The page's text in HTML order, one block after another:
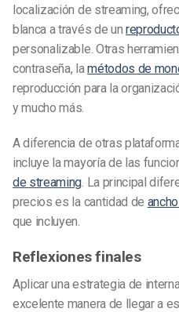
localización de streaming,
blanca a través de un
personalizable. Otras
contraseña, lamétodos de
reproducción para la
y mucho más.
A diferencia de otras
incluye la mayoría de las
de streaming. La principal
precios es la cantidad de
que incluyen.
Reflexiones finales
Aplicar una estrategia de
excelente manera de llegar a